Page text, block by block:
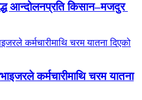
आन्दोलनप्रति किसान–मजदुर
कर्मचारीमाथि चरम यातना